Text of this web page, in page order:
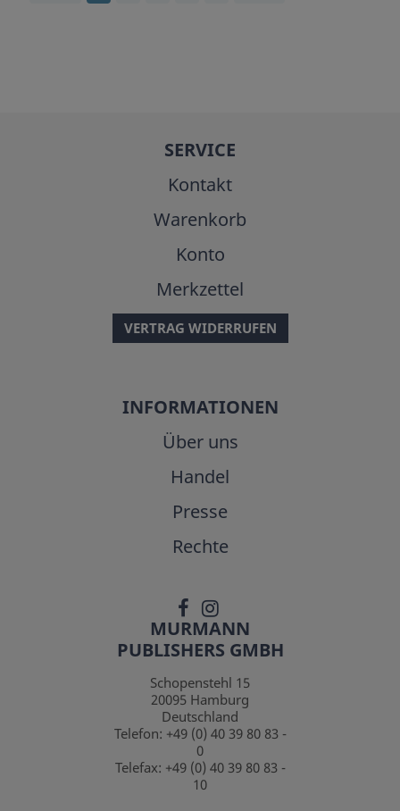
SERVICE
Kontakt
Warenkorb
Konto
Merkzettel
VERTRAG WIDERRUFEN
INFORMATIONEN
Über uns
Handel
Presse
Rechte
MURMANN
PUBLISHERS GMBH
Schopenstehl 15
20095 Hamburg
Deutschland
Telefon: +49 (0) 40 39 80 83 -
0
Telefax: +49 (0) 40 39 80 83 -
10